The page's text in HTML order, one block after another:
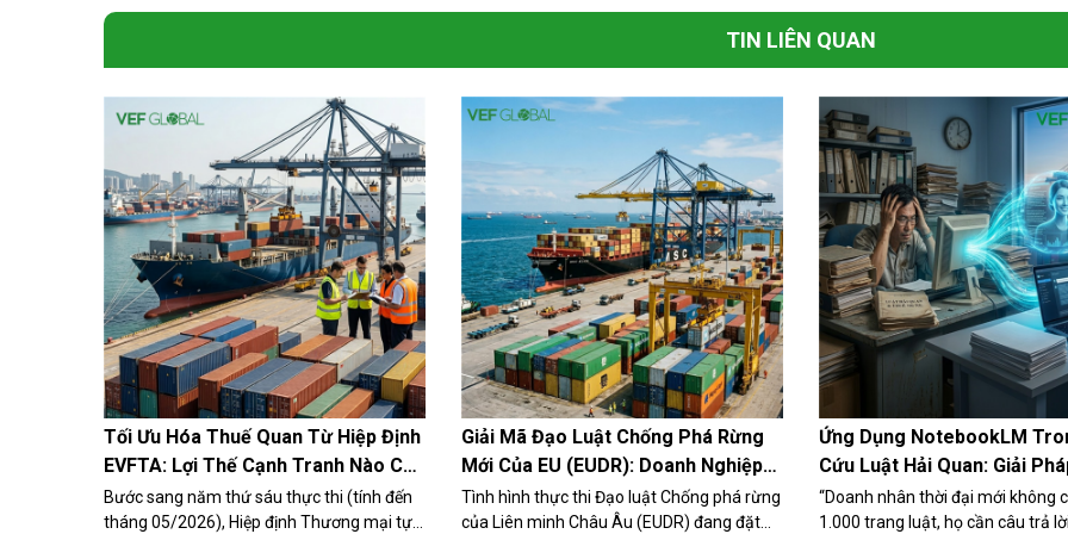
TIN LIÊN QUAN
Tối Ưu Hóa Thuế Quan Từ Hiệp Định
EVFTA: Lợi Thế Cạnh Tranh Nào Cho
Hàng Việt?
Bước sang năm thứ sáu thực thi (tính đến
tháng 05/2026), Hiệp định Thương mại tự
Giải Mã Đạo Luật Chống Phá Rừng
Mới Của EU (EUDR): Doanh Nghiệp
Việt Cần Chuẩn Bị Gì?
Tình hình thực thi Đạo luật Chống phá rừng
của Liên minh Châu Âu (EUDR) đang đặt
Ứng Dụng NotebookLM
Cứu Luật Hải Quan: Giải
Giúp Doanh Nghiệp Xuất
Tăng Tốc Vận Hành
“Doanh nhân thời đại mới không
1.000 trang luật, họ cần câu trả